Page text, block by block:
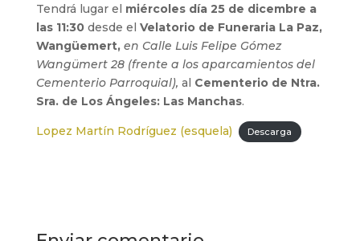
Tendrá lugar el miércoles día 25 de dicembre a
las 11:30 desde el Velatorio de Funeraria La Paz,
Wangüemert,en Calle Luis Felipe Gómez
Wangümert 28 (frente a los aparcamientos del
Cementerio Parroquial), al Cementerio de Ntra.
Sra. de Los Ángeles: Las Manchas.
Lopez Martín Rodríguez (esquela) Descarga